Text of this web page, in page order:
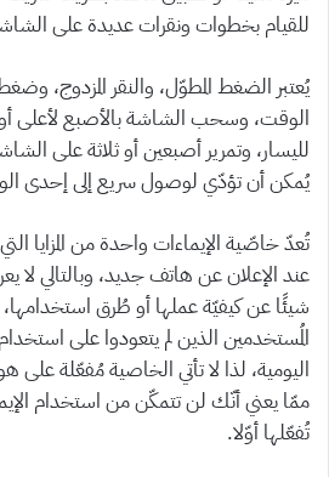
للقيام بخطوات ونقرات عديدة على
يُعتبر الضغط المطوّل، والنقر المزدوج،
الوقت، وسحب الشاشة بالأصبع لأعلى
لليسار، وتمرير أصبعين أو ثلاثة على
يُمكن أن تؤدّي لوصول سريع إلى إحدى
تُعدّ خاصّية الإيماءات واحدة من المزايا
عند الإعلان عن هاتف جديد، وبالتالي لا
شيئًا عن كيفيّة عملها أو طُرق
المُستخدمين الذين لم يتعودوا على
اليومية، لذا لا تأتي الخاصية مُفعّلة
ممّا يعني أنّك لن تتمكّن من استخدام
تُفعّلها أوّلا.